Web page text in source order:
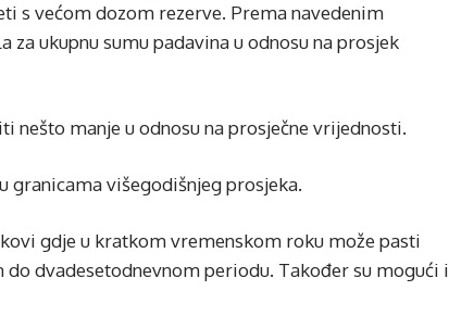
s većom dozom rezerve. Prema navedenim
ukupnu sumu padavina u odnosu na prosjek
manje u odnosu na prosječne vrijednosti.
granicama višegodišnjeg prosjeka.
gdje u kratkom vremenskom roku može pasti
dvadesetodnevnom periodu. Također su mogući i